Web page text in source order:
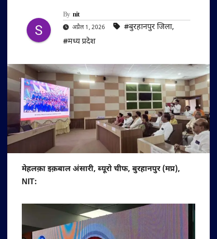
By nit
अप्रैल 1, 2026 #बुरहानपुर जिला,
#मध्य प्रदेश
मेहलक़ा इक़बाल अंसारी, ब्यूरो चीफ, बुरहानपुर (मप्र),
NIT: